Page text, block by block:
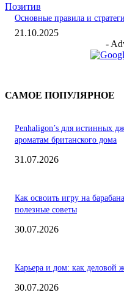
Позитив
Основные правила и
21.10.2025
-
САМОЕ ПОПУЛЯРНОЕ
Penhaligon’s для истинных
ароматам британского дома
31.07.2026
Как освоить игру на
полезные советы
30.07.2026
Карьера и дом: как деловой
30.07.2026